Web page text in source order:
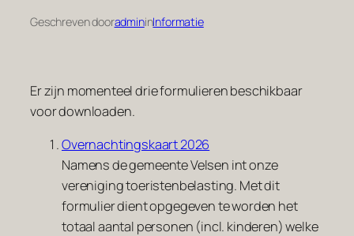
Geschreven dooradmininInformatie
Er zijn momenteel drie formulieren beschikbaar
voor downloaden.
Overnachtingskaart 2026
Namens de gemeente Velsen int onze
vereniging toeristenbelasting. Met dit
formulier dient opgegeven te worden het
totaal aantal personen (incl. kinderen) welke